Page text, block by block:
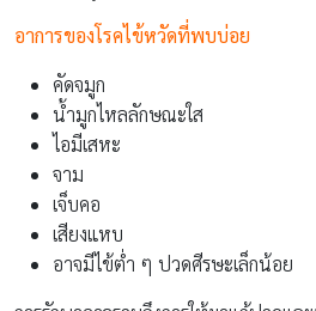
อาการของโรคไข้หวัดที่พบบ่อย
คัดจมูก
น้ำมูกไหลลักษณะใส
ไอมีเสหะ
จาม
เจ็บคอ
เสียงแหบ
อาจมีไข้ต่ำ ๆ ปวดศีรษะเล็กน้อย